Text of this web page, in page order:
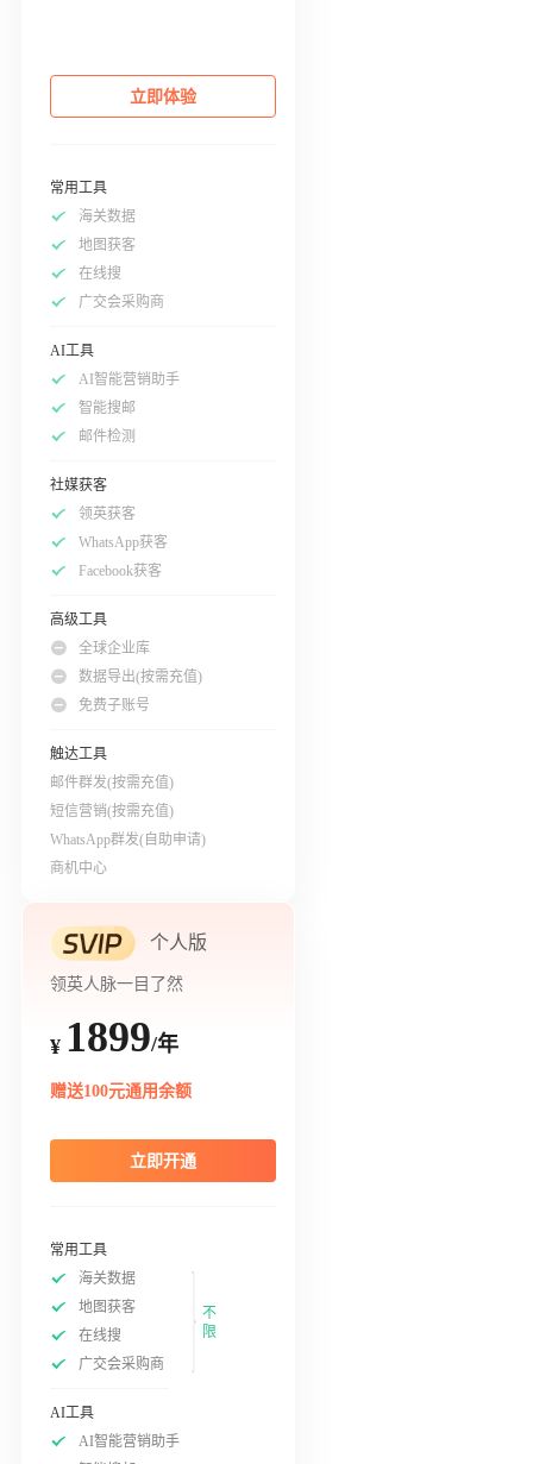
立即体验
常用工具
海关数据
地图获客
在线搜
广交会采购商
AI工具
AI智能营销助手
智能搜邮
邮件检测
社媒获客
领英获客
WhatsApp获客
Facebook获客
高级工具
全球企业库
数据导出(按需充值)
免费子账号
触达工具
邮件群发(按需充值)
短信营销(按需充值)
WhatsApp群发(自助申请)
商机中心
个人版
领英人脉一目了然
¥ 1899/年
赠送100元通用余额
立即开通
常用工具
海关数据
地图获客
在线搜
广交会采购商
不
限
AI工具
AI智能营销助手